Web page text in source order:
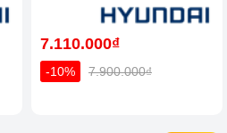
7.110.000₫
-10% 7.900.000₫